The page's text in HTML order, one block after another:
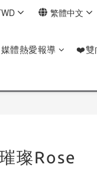
繁體中文
媒體熱愛報導 ❤️雙
璨Rose